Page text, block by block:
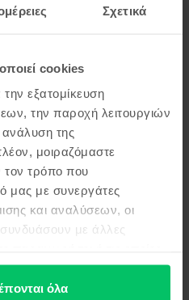
Σχετικά
cookies
εξατομίκευση
την παροχή λειτουργιών
της
μοιραζόμαστε
τρόπο που
μας με συνεργάτες
και αναλύσεων, οι
με άλλες
την από μέρους σας χρήση
όλα